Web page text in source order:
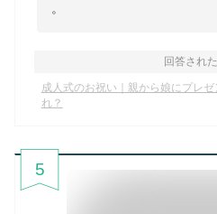
。
回答され
成人式のお祝い｜親から娘にプレ
れ？
5